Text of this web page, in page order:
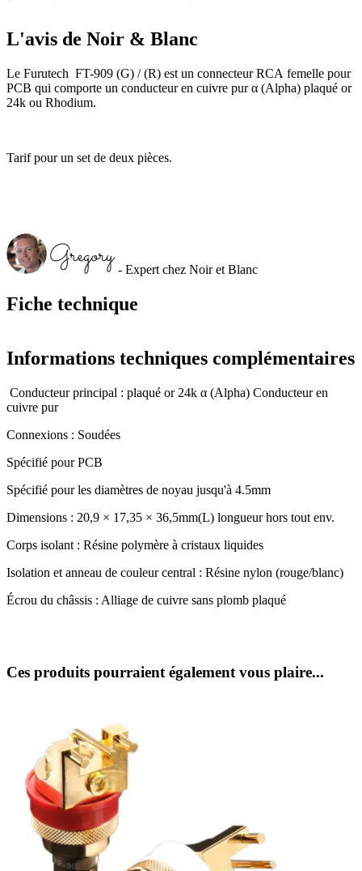
Fiche technique
Informations techniques complémentaires
Conducteur principal : plaqué or 24k α (Alpha) Conducteur en
cuivre pur
Connexions : Soudées
Spécifié pour PCB
Spécifié pour les diamètres de noyau jusqu'à 4.5mm
Dimensions : 20,9 × 17,35 × 36,5mm(L) longueur hors tout env.
Corps isolant : Résine polymère à cristaux liquides
Isolation et anneau de couleur central : Résine nylon (rouge/blanc)
Écrou du châssis : Alliage de cuivre sans plomb plaqué
L'avis de Noir & Blanc
Le Furutech FT-909 (G) / (R) est un connecteur RCA femelle pour
PCB qui comporte un conducteur en cuivre pur α (Alpha) plaqué or
24k ou Rhodium.
Tarif pour un set de deux pièces.
- Expert chez Noir et Blanc
Ces produits pourraient également vous plaire...